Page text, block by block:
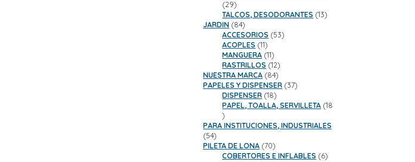
2929
productos
TALCOS, DESODORANTES 1313
JARDIN 8484
productos
ACCESORIOS 5353
ACOPLES 1111
productos
MANGUERA 1111
productos
RASTRILLOS 1212
productos
NUESTRA MARCA 8484
productos
PAPELES Y DISPENSER 3737
DISPENSER 1818
productos
PAPEL, TOALLA, SERVILLETA 18
18
productos
PARA INSTITUCIONES, INDUSTRIALES
5454
productos
PILETA DE LONA 7070
productos
COBERTORES E INFLABLES 66